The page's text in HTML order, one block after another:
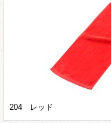
204 レッド